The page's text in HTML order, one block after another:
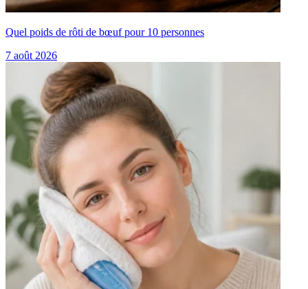
Quel poids de rôti de bœuf pour 10 personnes
7 août 2026